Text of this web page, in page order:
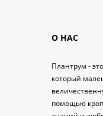
О НАС
Плантрум -
который
помощью